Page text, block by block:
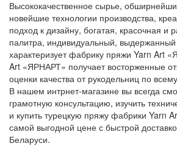
Высококачественное сырье,
новейшие технологии производства,
подход к дизайну, богатая, красочная и
палитра, индивидуальный, выдержанный
характеризует фабрику пряжи Yarn Art
Art «ЯРНАРТ» получает восторженные
оценки качества от рукодельниц по
В нашем интрнет-магазине вы всегда
грамотную консультацию, изучить
и купить турецкую пряжу фабрики Yarn
самой выгодной цене с быстрой
Беларуси.